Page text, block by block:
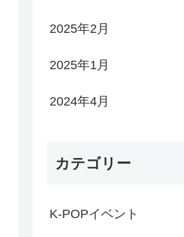
2025年2月
2025年1月
2024年4月
カテゴリー
K-POPイベント